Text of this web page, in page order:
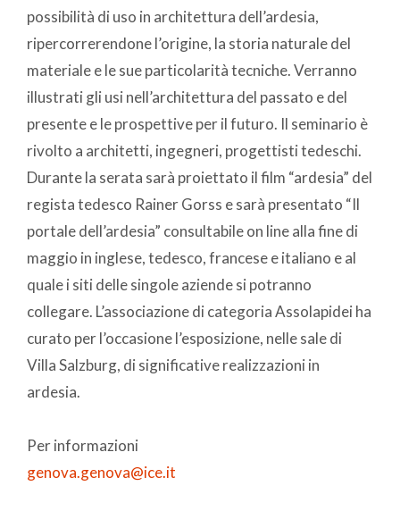
possibilità di uso in architettura dell’ardesia,
ripercorrerendone l’origine, la storia naturale del
materiale e le sue particolarità tecniche. Verranno
illustrati gli usi nell’architettura del passato e del
presente e le prospettive per il futuro. Il seminario è
rivolto a architetti, ingegneri, progettisti tedeschi.
Durante la serata sarà proiettato il film “ardesia” del
regista tedesco Rainer Gorss e sarà presentato “Il
portale dell’ardesia” consultabile on line alla fine di
maggio in inglese, tedesco, francese e italiano e al
quale i siti delle singole aziende si potranno
collegare. L’associazione di categoria Assolapidei ha
curato per l’occasione l’esposizione, nelle sale di
Villa Salzburg, di significative realizzazioni in
ardesia.
Per informazioni
genova.genova@ice.it